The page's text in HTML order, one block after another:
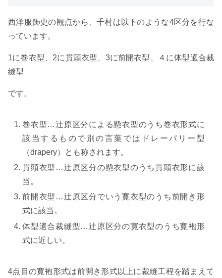
西洋服飾史の観点から、千村は以下のような4区分を行な
っています。
1に巻衣型、2に貫頭衣型、3に前開衣型、４に体型適合裁
縫型
です。
巻衣型…辻原区分による懸衣型のうち巻衣形式に
該当するもので別の言葉ではドレーパリー型
（drapery）とも称されます。
貫頭衣型…辻原区分の懸衣型のうち貫頭衣形に該
当。
前開衣型…辻原区分でいう寛衣型のうち前開き形
式に該当。
体型適合裁縫型…辻原区分の寛衣型のうち寛袍形
式に近しい。
4点目の寛袍形式は前開き形式以上に裁縫工程を踏まえて